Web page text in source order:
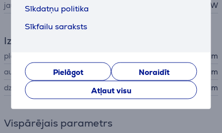
Sīkdatņu politika
Sīkfailu saraksts
Pielāgot
Noraidīt
Atļaut visu
jauda
1500 W
Izmēri
platums
50 cm
augstums
8,5 cm
dziļums
29 cm
Vispārējais parametrs